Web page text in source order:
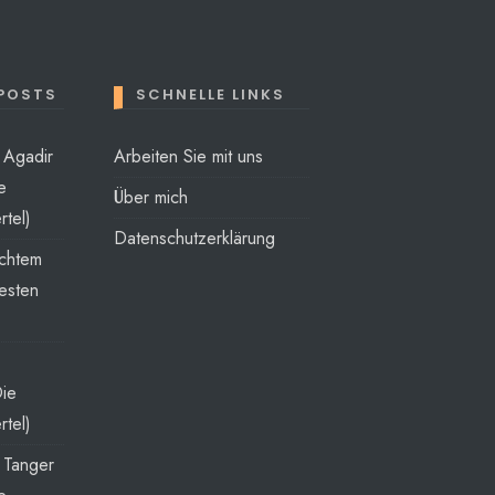
SCHNELLE LINKS
Arbeiten Sie mit uns
Über mich
Datenschutzerklärung